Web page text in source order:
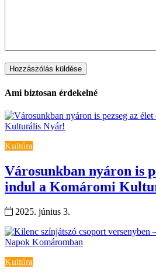
Ami biztosan érdekelné
Kultúra
Városunkban nyáron is
indul a Komáromi
2025. június 3.
Kultúra